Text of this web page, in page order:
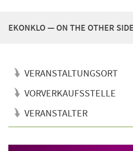
EKONKLO — ON THE OTHER SIDE
VERANSTALTUNGSORT
VORVERKAUFSSTELLE
VERANSTALTER